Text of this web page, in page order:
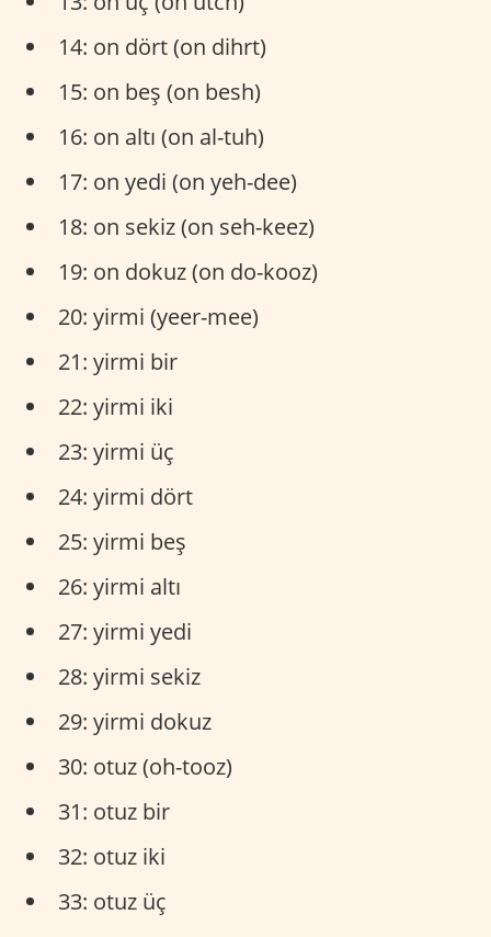
14: on dört (on dihrt)
15: on beş (on besh)
16: on altı (on al-tuh)
17: on yedi (on yeh-dee)
18: on sekiz (on seh-keez)
19: on dokuz (on do-kooz)
20: yirmi (yeer-mee)
21: yirmi bir
22: yirmi iki
23: yirmi üç
24: yirmi dört
25: yirmi beş
26: yirmi altı
27: yirmi yedi
28: yirmi sekiz
29: yirmi dokuz
30: otuz (oh-tooz)
31: otuz bir
32: otuz iki
33: otuz üç